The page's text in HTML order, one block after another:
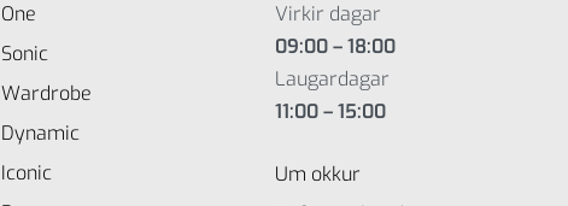
One
Sonic
Wardrobe
Dynamic
Iconic
Virkir dagar
09:00 – 18:00
Laugardagar
11:00 – 15:00
Um okkur